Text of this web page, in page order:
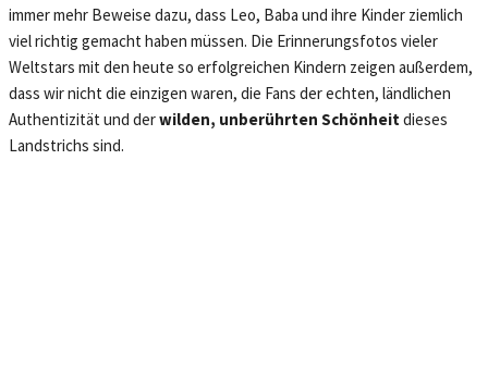
immer mehr Beweise dazu, dass Leo, Baba und ihre Kinder ziemlich
viel richtig gemacht haben müssen. Die Erinnerungsfotos vieler
Weltstars mit den heute so erfolgreichen Kindern zeigen außerdem,
dass wir nicht die einzigen waren, die Fans der echten, ländlichen
Authentizität und derwilden, unberührten Schönheit dieses
Landstrichs sind.